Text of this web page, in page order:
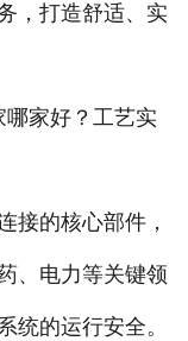
，打造舒适、实
家好？工艺实
的核心部件，
、电力等关键领
统的运行安全。